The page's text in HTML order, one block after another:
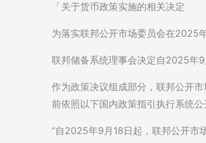
「关于货币政策实施的相关决定
为落实联邦公开市场委员会在2025
联邦储备系统理事会决定自2025年9
作为政策决议组成部分，联邦公开
前依照以下国内政策指引执行系统公
“自2025年9月18日起，联邦公开市